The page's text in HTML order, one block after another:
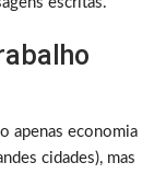
apenas economia
cidades), mas